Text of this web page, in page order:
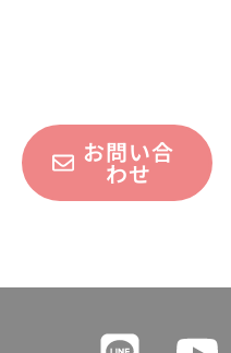
お問い合
わせ